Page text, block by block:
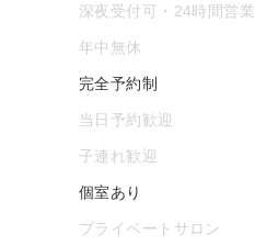
深夜受付可・24時間営業
年中無休
完全予約制
当日予約歓迎
子連れ歓迎
個室あり
プライベートサロン